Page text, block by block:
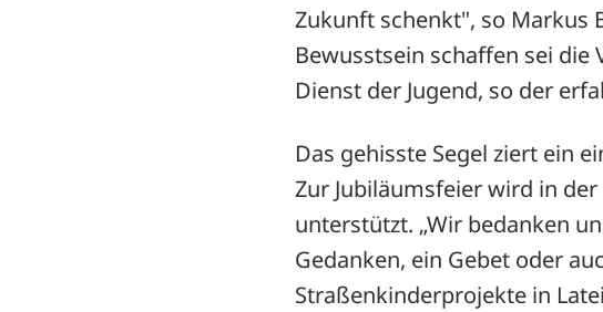
Zukunft schenkt", so Markus
Bewusstsein schaffen sei
Dienst der Jugend, so der
Das gehisste Segel ziert ein
Zur Jubiläumsfeier wird in
unterstützt. „Wir bedanken
Gedanken, ein Gebet oder
Straßenkinderprojekte in